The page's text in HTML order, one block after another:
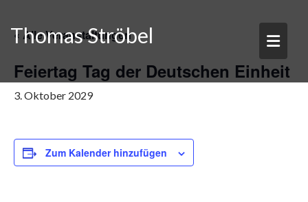
content
Thomas Ströbel
« Alle Veranstaltungen
Feiertag Tag der Deutschen Einheit
3. Oktober 2029
Zum Kalender hinzufügen